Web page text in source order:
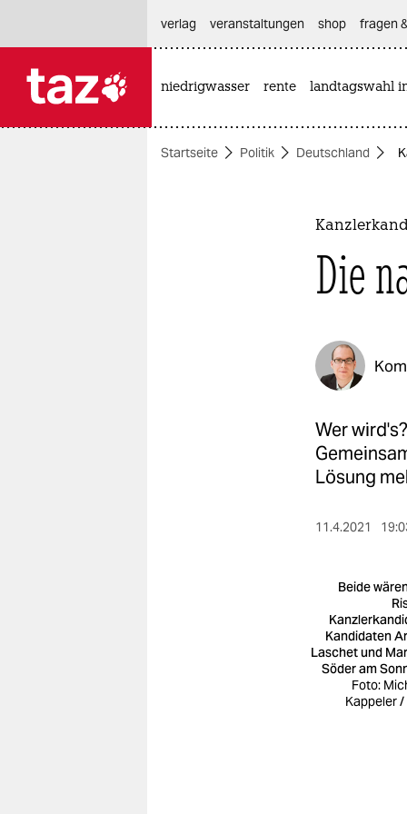
themen
verlag
veranstaltungen shop fragen
niedrigwasser rente landtagswahl
Startseite Politik Deutschland
Die
Wer
Lösung
11.4.2021
Beide
Kandidaten
Laschet und
Söder am
Foto:
Kappeler /